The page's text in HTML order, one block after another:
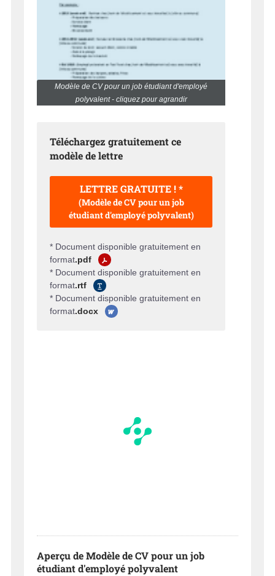
Modèle de CV pour un job étudiant d'employé
polyvalent - cliquez pour agrandir
Téléchargez gratuitement ce
modèle de lettre
LETTRE GRATUITE ! *
(Modèle de CV pour un job
étudiant d'employé polyvalent)
* Document disponible gratuitement en
format.pdf
* Document disponible gratuitement en
format.rtf
* Document disponible gratuitement en
format.docx
Aperçu de Modèle de CV pour un job
étudiant d'employé polyvalent